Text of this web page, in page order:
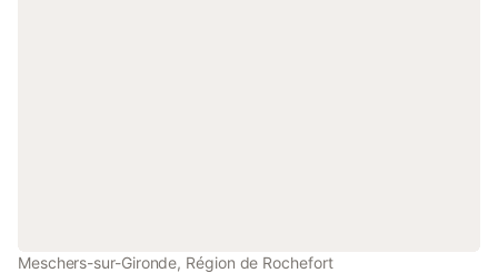
Meschers-sur-Gironde, Région de Rochefort